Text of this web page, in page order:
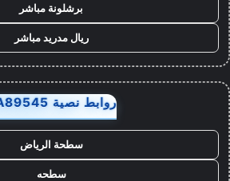
برشلونة مباشر
ريال مدريد مباشر
روابط نصية AA89545
سطحة الرياض
سطحه